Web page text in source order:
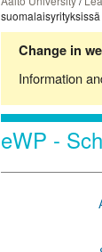
suomalaisyrityksissä
Change in
Information
eWP -